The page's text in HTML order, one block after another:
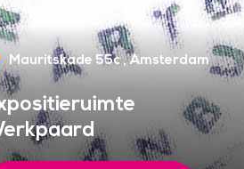
Mauritskade 55c Amsterdam